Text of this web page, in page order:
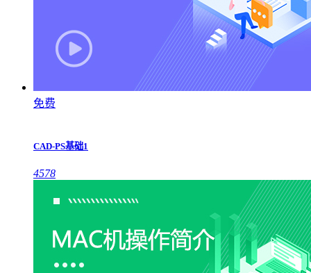
免费
CAD-PS基础1
4578